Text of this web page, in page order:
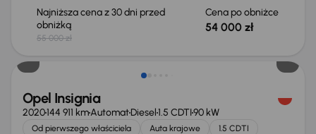
Najniższa cena z 30 dni przed
obniżką
55 000 zł
Cena po obniżce
54 000 zł
Możliwość odliczenia VAT
Opel Insignia
2020144 911 kmAutomatDiesel1.5 CDTI90 kW
Od pierwszego właściciela Auta krajowe
1.5 CDTI